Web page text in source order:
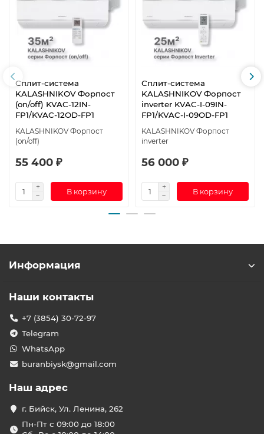
Сплит-система
KALASHNIKOV Форпост
(on/off) KVAC-12IN-
FP1/KVAC-12OD-FP1
KALASHNIKOV Форпост
(on/off)
55 400 ₽
В корзину
Сплит-система
KALASHNIKOV Форпост
inverter KVAC-I-09IN-
FP1/KVAC-I-09OD-FP1
KALASHNIKOV Форпост
inverter
56 000 ₽
В корзину
Информация
Наши контакты
+7 (3854) 30-72-97
Telegram
WhatsApp
buranbiysk@gmail.com
Наш адрес
г. Бийск, Ул. Ленина, 262
Пн-Пт с 09:00 до 18:00